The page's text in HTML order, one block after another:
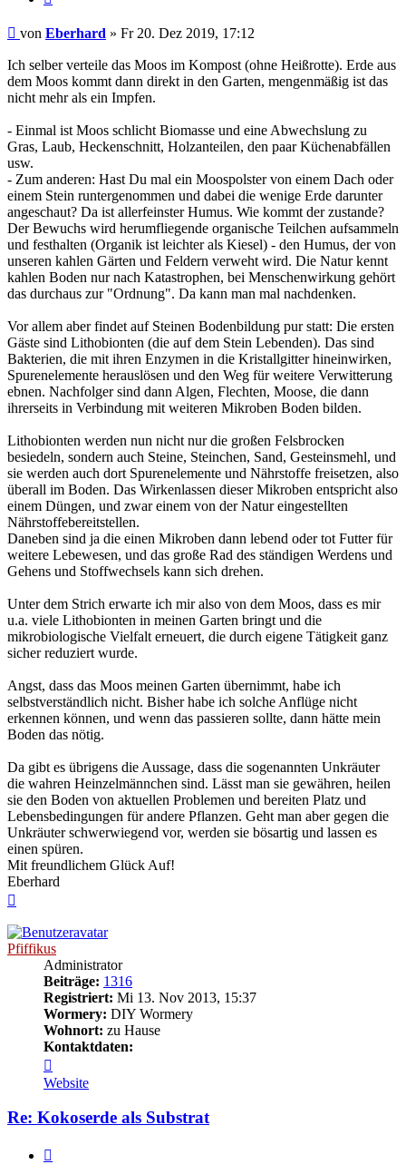
Beitrag
von Eberhard » Fr 20. Dez 2019, 17:12
Ich selber verteile das Moos im Kompost (ohne Heißrotte). Erde aus
dem Moos kommt dann direkt in den Garten, mengenmäßig ist das
nicht mehr als ein Impfen.
- Einmal ist Moos schlicht Biomasse und eine Abwechslung zu
Gras, Laub, Heckenschnitt, Holzanteilen, den paar Küchenabfällen
usw.
- Zum anderen: Hast Du mal ein Moospolster von einem Dach oder
einem Stein runtergenommen und dabei die wenige Erde darunter
angeschaut? Da ist allerfeinster Humus. Wie kommt der zustande?
Der Bewuchs wird herumfliegende organische Teilchen aufsammeln
und festhalten (Organik ist leichter als Kiesel) - den Humus, der von
unseren kahlen Gärten und Feldern verweht wird. Die Natur kennt
kahlen Boden nur nach Katastrophen, bei Menschenwirkung gehört
das durchaus zur "Ordnung". Da kann man mal nachdenken.
Vor allem aber findet auf Steinen Bodenbildung pur statt: Die ersten
Gäste sind Lithobionten (die auf dem Stein Lebenden). Das sind
Bakterien, die mit ihren Enzymen in die Kristallgitter hineinwirken,
Spurenelemente herauslösen und den Weg für weitere Verwitterung
ebnen. Nachfolger sind dann Algen, Flechten, Moose, die dann
ihrerseits in Verbindung mit weiteren Mikroben Boden bilden.
Lithobionten werden nun nicht nur die großen Felsbrocken
besiedeln, sondern auch Steine, Steinchen, Sand, Gesteinsmehl, und
sie werden auch dort Spurenelemente und Nährstoffe freisetzen, also
überall im Boden. Das Wirkenlassen dieser Mikroben entspricht also
einem Düngen, und zwar einem von der Natur eingestellten
Nährstoffebereitstellen.
Daneben sind ja die einen Mikroben dann lebend oder tot Futter für
weitere Lebewesen, und das große Rad des ständigen Werdens und
Gehens und Stoffwechsels kann sich drehen.
Unter dem Strich erwarte ich mir also von dem Moos, dass es mir
u.a. viele Lithobionten in meinen Garten bringt und die
mikrobiologische Vielfalt erneuert, die durch eigene Tätigkeit ganz
sicher reduziert wurde.
Angst, dass das Moos meinen Garten übernimmt, habe ich
selbstverständlich nicht. Bisher habe ich solche Anflüge nicht
erkennen können, und wenn das passieren sollte, dann hätte mein
Boden das nötig.
Da gibt es übrigens die Aussage, dass die sogenannten Unkräuter
die wahren Heinzelmännchen sind. Lässt man sie gewähren, heilen
sie den Boden von aktuellen Problemen und bereiten Platz und
Lebensbedingungen für andere Pflanzen. Geht man aber gegen die
Unkräuter schwerwiegend vor, werden sie bösartig und lassen es
einen spüren.
Mit freundlichem Glück Auf!
Eberhard
Pfiffikus
Administrator
Beiträge: 1316
Registriert: Mi 13. Nov 2013, 15:37
Wormery: DIY Wormery
Wohnort: zu Hause
Kontaktdaten:
von
Pfiffikus
Website
Re: Kokoserde als Substrat